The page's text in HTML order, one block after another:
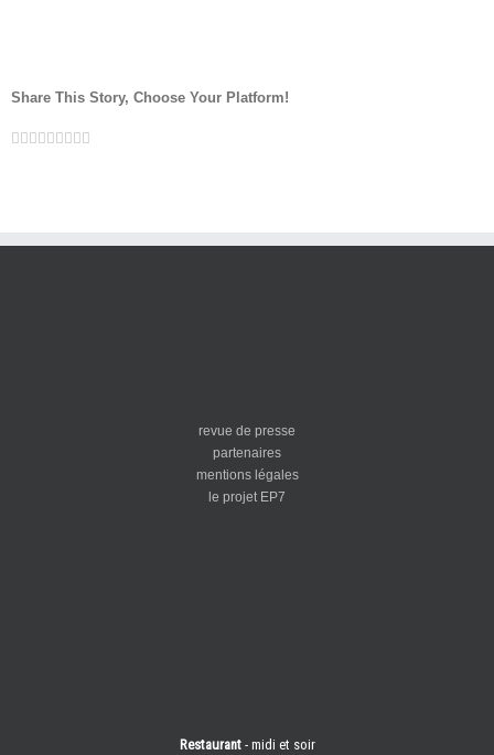
Share This Story, Choose Your Platform!
Facebook
Twitter
LinkedIn
Reddit
Google+
Tumblr
Pinterest
Vk
revue de presse
partenaires
mentions légales
le projet EP7
Restaurant- midi et soir